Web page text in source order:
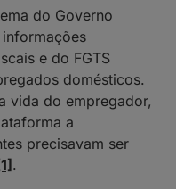
do Governo
e do FGTS
domésticos.
vida do empregador,
a
precisavam ser
.